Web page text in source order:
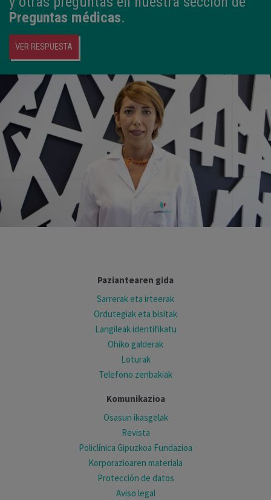
Preguntas médicas.
VER RESPUESTA
Paziantearen gida
Sarrerak eta irteerak
Ordutegiak eta bisitak
Langileak identifikatu
Ohiko galderak
Loturak
Telefono zenbakiak
Komunikazioa
Osasun ikasgelak
Revista
Policlínica Gipuzkoa Fundazioa
Korporazioaren materiala
Protección de datos
Aviso legal